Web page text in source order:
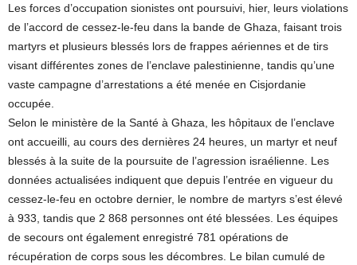
Les forces d’occupation sionistes ont poursuivi, hier, leurs violations
de l’accord de cessez-le-feu dans la bande de Ghaza, faisant trois
martyrs et plusieurs blessés lors de frappes aériennes et de tirs
visant différentes zones de l’enclave palestinienne, tandis qu’une
vaste campagne d’arrestations a été menée en Cisjordanie
occupée.
Selon le ministère de la Santé à Ghaza, les hôpitaux de l’enclave
ont accueilli, au cours des dernières 24 heures, un martyr et neuf
blessés à la suite de la poursuite de l’agression israélienne. Les
données actualisées indiquent que depuis l’entrée en vigueur du
cessez-le-feu en octobre dernier, le nombre de martyrs s’est élevé
à 933, tandis que 2 868 personnes ont été blessées. Les équipes
de secours ont également enregistré 781 opérations de
récupération de corps sous les décombres. Le bilan cumulé de